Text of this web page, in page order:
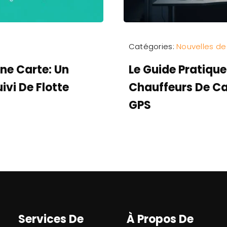
Carte: Un
De Flotte
Catégories:Nouvelles
Le Guide
Chauffeurs De
GPS
Services De À Propos De